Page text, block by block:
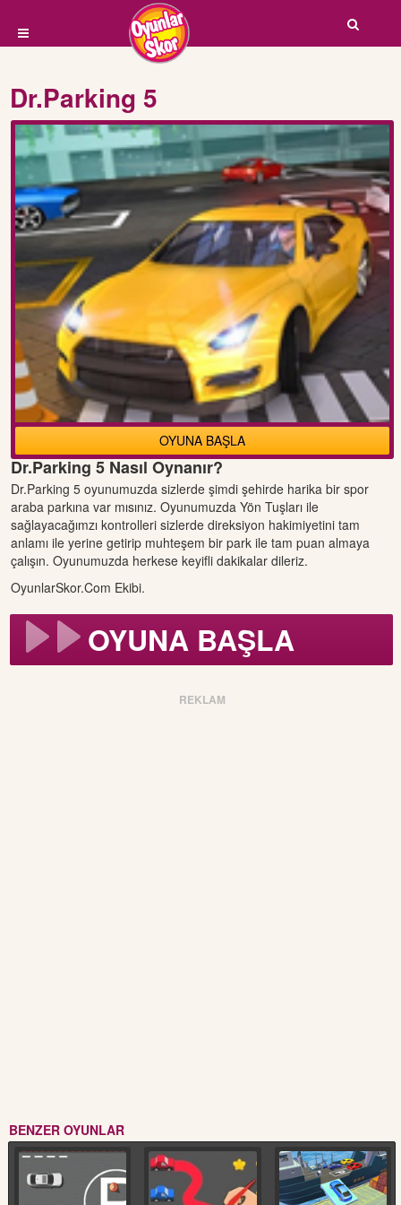
Dr.Parking 5
OYUNA BAŞLA
Dr.Parking 5 Nasıl Oynanır?
Dr.Parking 5 oyunumuzda sizlerde şimdi şehirde harika bir spor
araba parkına var mısınız. Oyunumuzda Yön Tuşları ile
sağlayacağımzı kontrolleri sizlerde direksiyon hakimiyetini tam
anlamı ile yerine getirip muhteşem bir park ile tam puan almaya
çalışın. Oyunumuzda herkese keyifli dakikalar dileriz.
OyunlarSkor.Com Ekibi.
OYUNA BAŞLA
REKLAM
BENZER OYUNLAR